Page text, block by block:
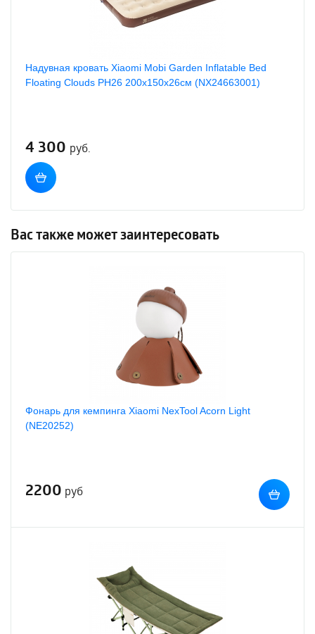
Надувная кровать Xiaomi Mobi Garden Inflatable Bed
Floating Clouds PH26 200x150x26см (NX24663001)
4 300 руб.
Вас также может заинтересовать
Фонарь для кемпинга Xiaomi NexTool Acorn Light
(NE20252)
2200 руб